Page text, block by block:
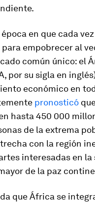
época en que cada
para empobrecer al
común único: el
por su sigla en
económico en
pronosticó
hasta 450 000
de la extrema
con la región
interesadas en
de la paz
que África se